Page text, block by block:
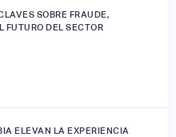
SOBRE FRAUDE,
FUTURO DEL SECTOR
ELEVAN LA EXPERIENCIA